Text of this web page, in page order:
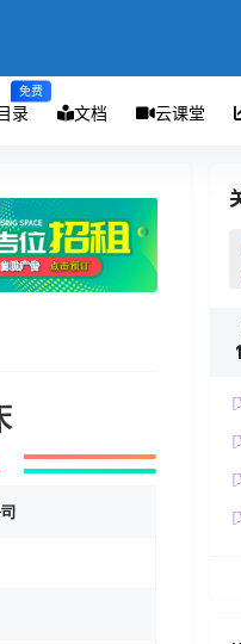
录
免费
文档 云课堂
[
[
[
[